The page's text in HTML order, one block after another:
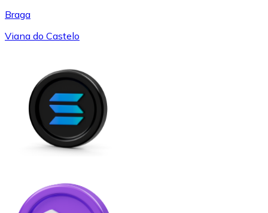
Braga
Viana do Castelo